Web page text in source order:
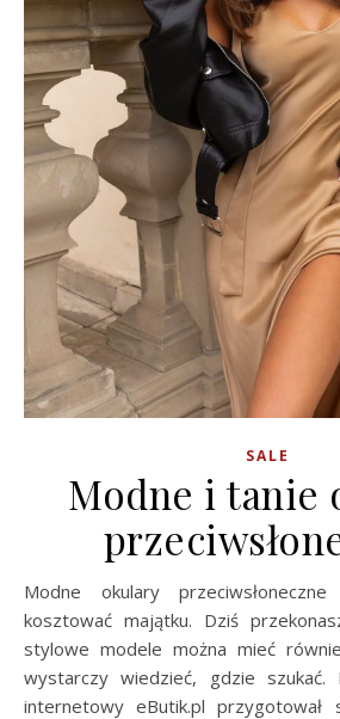
SALE
Modne i tanie
Modne okulary przeciwsłoneczne wcale nie muszą
kosztować majątku. Dziś
stylowe modele można mieć
wystarczy wiedzieć, gdzie szukać.
internetowy eButik.pl przygotował